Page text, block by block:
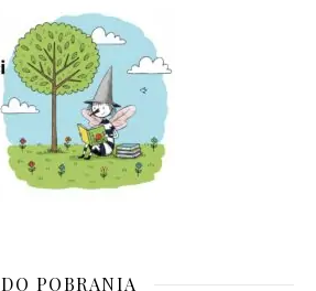
DO POBRANIA